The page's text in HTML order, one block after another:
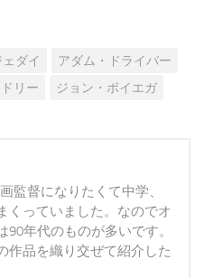
ダイ
アダム・ドライバー
リー ジョン・ボイエガ
監督になりたくて中学、
くっていました。なのでオ
90年代のものが多いです。
作品を織り交ぜて紹介した